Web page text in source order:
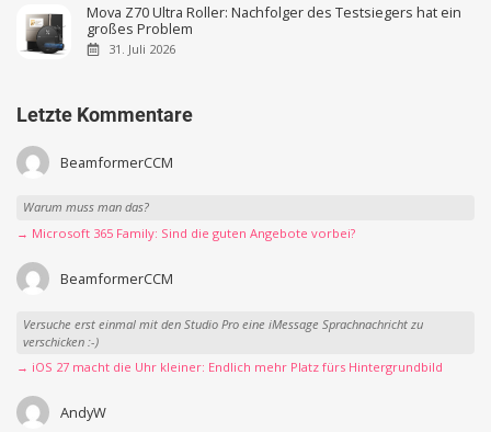
Mova Z70 Ultra Roller: Nachfolger des Testsiegers hat ein
großes Problem
31. Juli 2026
Letzte Kommentare
BeamformerCCM
Warum muss man das?
→ Microsoft 365 Family: Sind die guten Angebote vorbei?
BeamformerCCM
Versuche erst einmal mit den Studio Pro eine iMessage Sprachnachricht zu
verschicken :-)
→ iOS 27 macht die Uhr kleiner: Endlich mehr Platz fürs Hintergrundbild
AndyW